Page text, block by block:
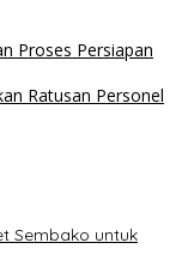
Proses Persiapan
Ratusan Personel
Sembako untuk